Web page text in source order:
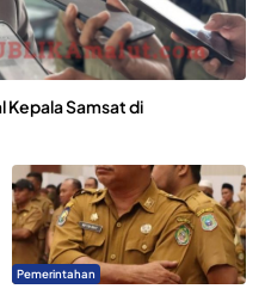
Kepala Samsat di
Pemerintahan